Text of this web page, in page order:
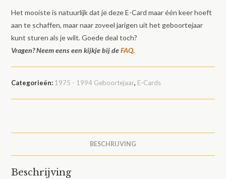
Het mooiste is natuurlijk dat je deze E-Card maar één keer hoeft
aan te schaffen, maar naar zoveel jarigen uit het geboortejaar
kunt sturen als je wilt. Goede deal toch?
Vragen? Neem eens een kijkje bij de FAQ.
Categorieën: 1975 - 1994 Geboortejaar, E-Cards
BESCHRIJVING
Beschrijving